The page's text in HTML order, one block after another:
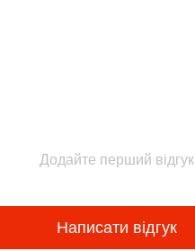
Додайте перший відгук
Написати відгук